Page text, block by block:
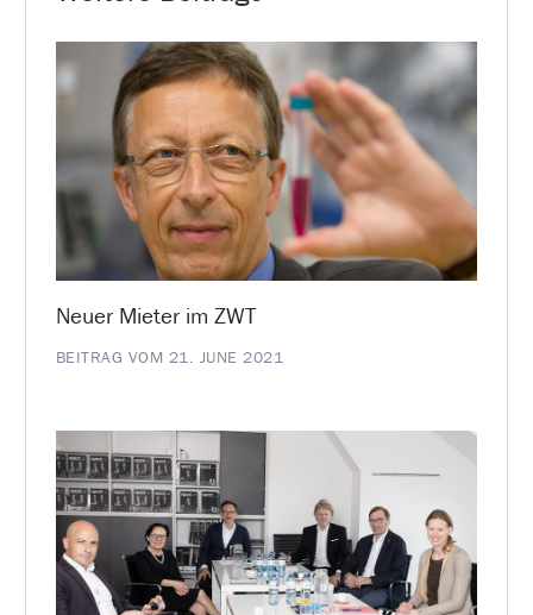
Neuer Mieter im ZWT
BEITRAG VOM 21. JUNE 2021